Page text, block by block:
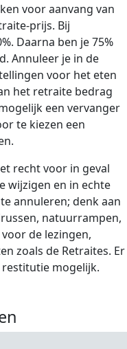
voor aanvang van
prijs. Bij
Daarna ben je 75%
Annuleer je in de
voor het eten
het retraite bedrag
een vervanger
te kiezen een
recht voor in geval
wijzigen en in echte
annuleren; denk aan
natuurrampen,
de lezingen,
zoals de Retraites. Er
restitutie mogelijk.